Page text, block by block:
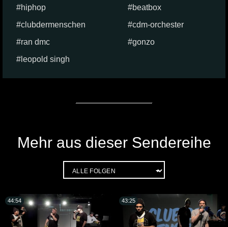
hiphop
beatbox
clubdermenschen
cdm-orchester
ran dmc
gonzo
leopold singh
Mehr aus dieser Sendereihe
44:54 43:25